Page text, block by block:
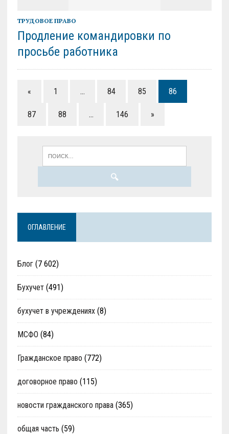
ТРУДОВОЕ ПРАВО
Продление командировки по
просьбе работника
« 1 … 84 85 86
87 88 … 146 »
ОГЛАВЛЕНИЕ
Блог(7 602)
Бухучет(491)
бухучет в учреждениях(8)
МСФО (84)
Гражданское право (772)
договорное право (115)
новости гражданского права(365)
общая часть (59)